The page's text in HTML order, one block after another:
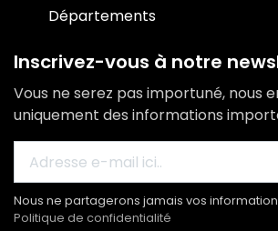
Départements
Inscrivez-vous à notre
Vous ne serez pas importuné, nous
uniquement des informations
Nous ne partagerons jamais vos
Politique de confidentialité